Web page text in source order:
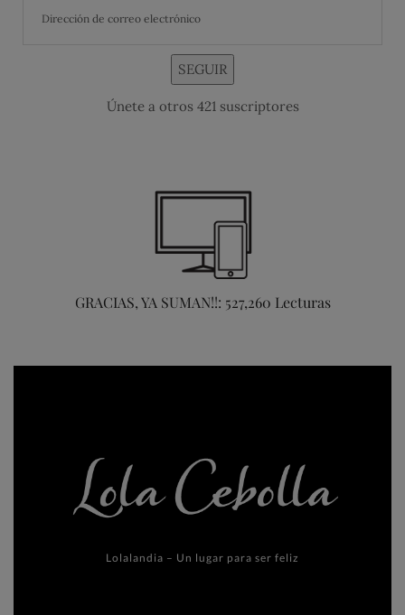
SEGUIR
Únete a otros 421 suscriptores
GRACIAS, YA SUMAN!!: 527,260 Lecturas
Lolalandia – Un lugar para ser feliz